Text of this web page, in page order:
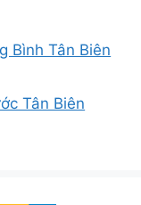
Bình Tân Biên
Tân Biên